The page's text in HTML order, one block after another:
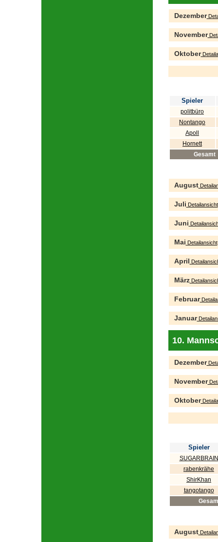
Dezember
November
Oktober
Spieler
politbüro
Nontango
Apoll
Hornett
Gesamt
August
Juli Detailansicht
Juni
Mai Detailansicht
April
März
Februar
Januar
10.
Dezember
November
Oktober
Spieler
SUGARBRAIN
rabenkrähe
ShirKhan
tangotango
August